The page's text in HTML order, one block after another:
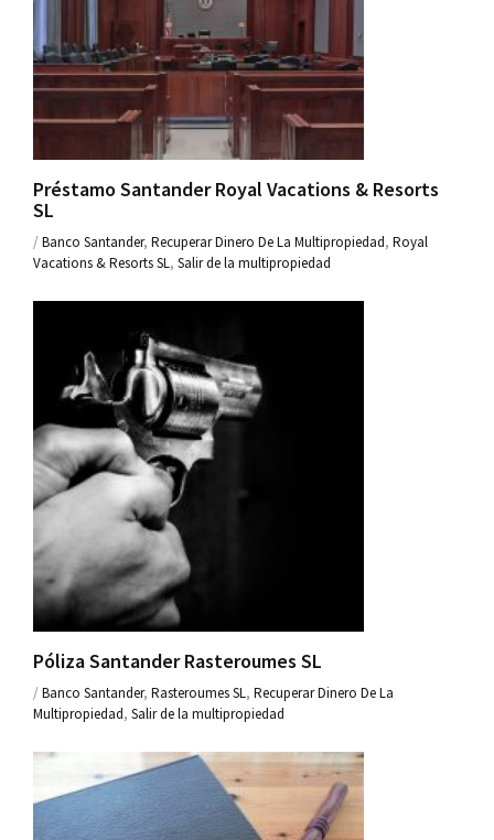
Préstamo Santander Royal Vacations & Resorts
SL
/Banco Santander, Recuperar Dinero De La Multipropiedad, Royal
Vacations & Resorts SL, Salir de la multipropiedad
Póliza Santander Rasteroumes SL
/Banco Santander, Rasteroumes SL, Recuperar Dinero De La
Multipropiedad, Salir de la multipropiedad